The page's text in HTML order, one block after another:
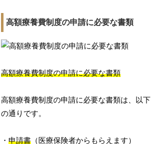
高額療養費制度の申請に必要な書類
高額療養費制度の申請に必要な書類
高額療養費制度の申請に必要な書類は、以下
の通りです。
・申請書 （医療保険者からもらえます）